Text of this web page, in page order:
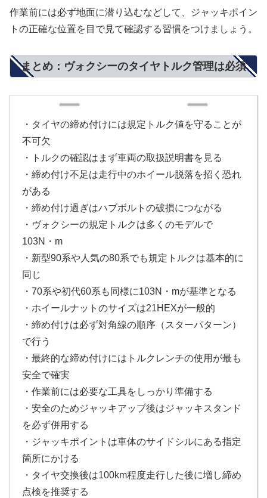
作業前には必ず地面に潜り込むなどして、ジャッキポイン
トの正確な位置を目で見て確認する習慣をつけましょう。
まとめ：ヴォクシーのタイヤトルク管理は必須
・タイヤの締め付けには規定トルク値を守ることが
不可欠
・トルクの確認はまず車両の取扱説明書を見る
・締め付け不足は走行中のホイール脱落を招く恐れ
がある
・締め付け過ぎはハブボルトの破損につながる
・ヴォクシーの規定トルクは多くのモデルで
103N・m
・新型90系や人気の80系でも規定トルクは基本的に
同じ
・70系や初代60系も同様に103N・mが基準となる
・ホイールナットのサイズは21HEXが一般的
・締め付けは必ず対角線の順序（スターパターン）
で行う
・最終的な締め付けにはトルクレンチの使用が最も
安全で確実
・作業前には必要な工具をしっかり準備する
・安全のためジャッキアップ後はジャッキスタンド
を必ず併用する
・ジャッキポイントは車体のサイドシルにある指定
箇所にかける
・タイヤ交換後は100km程度走行した後に増し締め
点検を推奨する